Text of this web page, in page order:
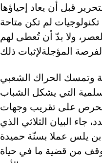
قبل أن يعاد إحياؤها
لم تكن متاحة
ولا بدّ أن تُعطى لهم
وتمسك الحراك الشعبي
التي يشكل الشباب
على تقريب وجهات
جاء البيان الثلاثي الذي
بن يلس عملا بسنّة حميدة
موقف من قضية ما في حياة